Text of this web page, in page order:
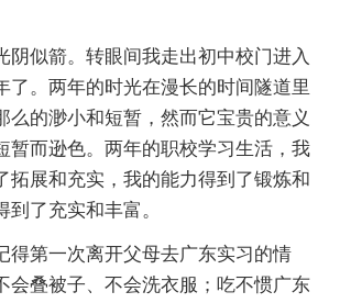
似箭。转眼间我走出初中校门进入
了。两年的时光在漫长的时间隧道里
么的渺小和短暂，然而它宝贵的意义
暂而逊色。两年的职校学习生活，我
拓展和充实，我的能力得到了锻炼和
了充实和丰富。
第一次离开父母去广东实习的情
会叠被子、不会洗衣服；吃不惯广东